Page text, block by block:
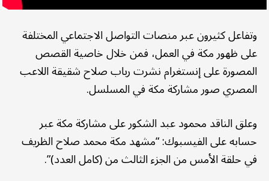
وتفاعل كثيرون عبر منصات التواصل الاجتماعي المختلفة
على ظهور مكة في العمل، فمن خلال خاصية القصص
المصورة على إنستغرام نشرت رباب صلاح شقيقة اللاعب
المصري صور مشاركة مكة في المسلسل.
وعلق الناقد محمود عبد الشكور على مشاركة مكة عبر
حسابه على الفيسبوك: “مشهد مكة محمد صلاح الظريف
في حلقة الأمس من الجزء الثالث من (كامل العدد)”.